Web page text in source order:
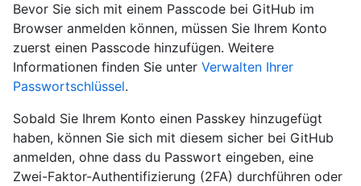
Bevor Sie sich mit einem Passcode bei GitHub im
Browser anmelden können, müssen Sie Ihrem Konto
zuerst einen Passcode hinzufügen. Weitere
Informationen finden Sie unter Verwalten Ihrer
Passwortschlüssel.
Sobald Sie Ihrem Konto einen Passkey hinzugefügt
haben, können Sie sich mit diesem sicher bei GitHub
anmelden, ohne dass du Passwort eingeben, eine
Zwei-Faktor-Authentifizierung (2FA) durchführen oder